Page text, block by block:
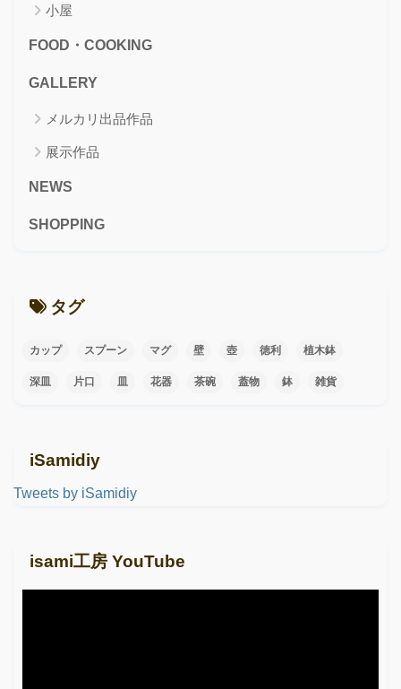
小屋
FOOD・COOKING
GALLERY
メルカリ出品作品
展示作品
NEWS
SHOPPING
タグ
カップ スプーン マグ 壁 壺 徳利 植木鉢
深皿 片口 皿 花器 茶碗 蓋物 鉢 雑貨
iSamidiy
Tweets by iSamidiy
isami工房 YouTube